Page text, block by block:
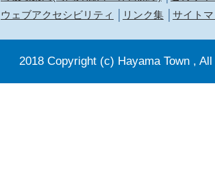
ウェブアクセシビリティ
リンク集 サイト
2018 Copyright (c) Hayama Town ,